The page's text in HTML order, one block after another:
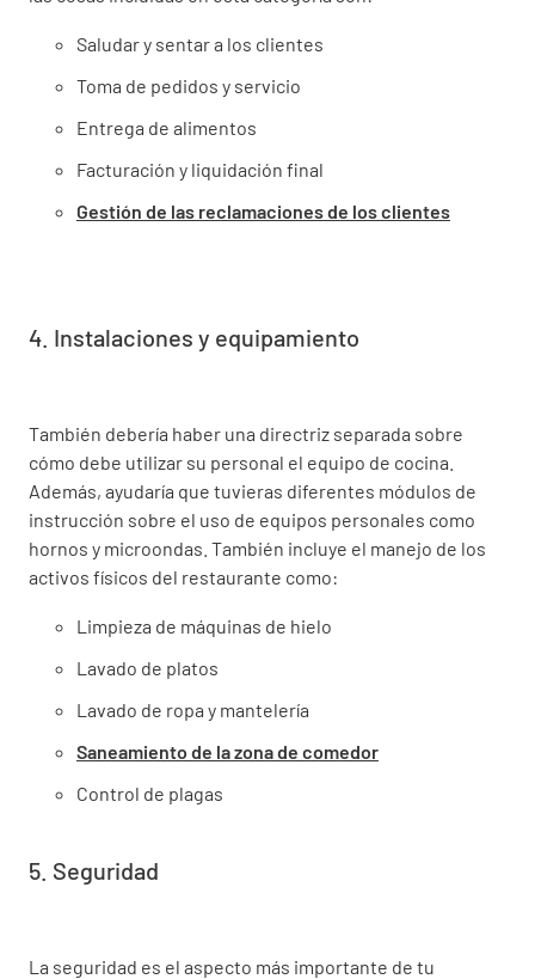
Saludar y sentar a los clientes
Toma de pedidos y servicio
Entrega de alimentos
Facturación y liquidación final
Gestión de las reclamaciones de los clientes
4. Instalaciones y equipamiento
También debería haber una directriz separada sobre
cómo debe utilizar su personal el equipo de cocina.
Además, ayudaría que tuvieras diferentes módulos de
instrucción sobre el uso de equipos personales como
hornos y microondas. También incluye el manejo de los
activos físicos del restaurante como:
Limpieza de máquinas de hielo
Lavado de platos
Lavado de ropa y mantelería
Saneamiento de la zona de comedor
Control de plagas
5. Seguridad
La seguridad es el aspecto más importante de tu